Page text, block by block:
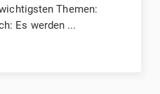
Themen:
Es werden ...